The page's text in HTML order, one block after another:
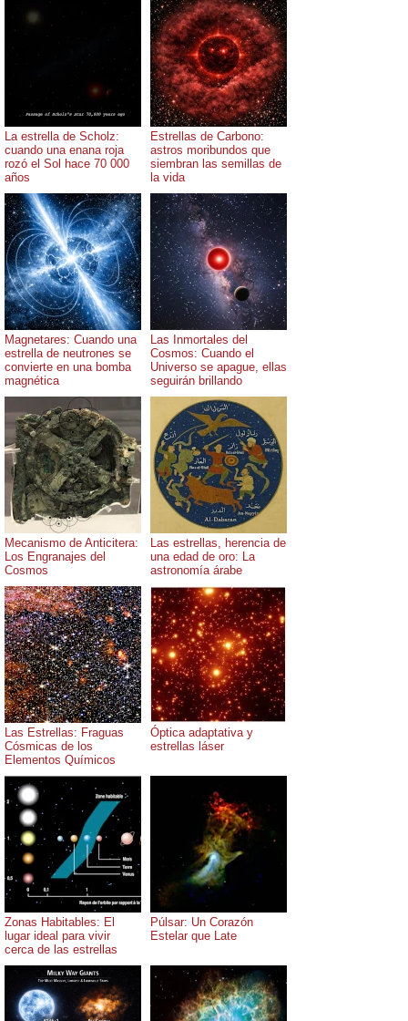
La estrella de Scholz:
cuando una enana roja
rozó el Sol hace 70 000
años
Estrellas de Carbono:
astros moribundos que
siembran las semillas de
la vida
Magnetares: Cuando una
estrella de neutrones se
convierte en una bomba
magnética
Las Inmortales del
Cosmos: Cuando el
Universo se apague, ellas
seguirán brillando
Mecanismo de Anticitera:
Los Engranajes del
Cosmos
Las estrellas, herencia de
una edad de oro: La
astronomía árabe
Las Estrellas: Fraguas
Cósmicas de los
Elementos Químicos
Óptica adaptativa y
estrellas láser
Zonas Habitables: El
lugar ideal para vivir
cerca de las estrellas
Púlsar: Un Corazón
Estelar que Late